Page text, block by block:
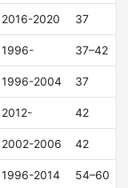
2016-2020 37
1996- 37–42
1996-2004 37
2012- 42
2002-2006 42
1996-2014 54–60